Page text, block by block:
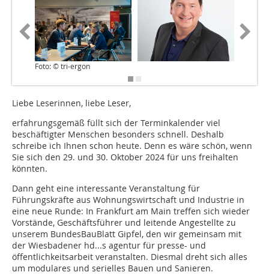
Foto: © tri-ergon
Liebe Leserinnen, liebe Leser,
erfahrungsgemäß füllt sich der Terminkalender viel
beschäftigter Menschen besonders schnell. Deshalb
schreibe ich Ihnen schon heute. Denn es wäre schön, wenn
Sie sich den 29. und 30. Oktober 2024 für uns freihalten
könnten.
Dann geht eine interessante Veranstaltung für
Führungskräfte aus Wohnungswirtschaft und Industrie in
eine neue Runde: In Frankfurt am Main treffen sich wieder
Vorstände, Geschäftsführer und leitende Angestellte zu
unserem BundesBauBlatt Gipfel, den wir gemeinsam mit
der Wiesbadener hd...s agentur für presse- und
öffentlichkeitsarbeit veranstalten. Diesmal dreht sich alles
um modulares und serielles Bauen und Sanieren.